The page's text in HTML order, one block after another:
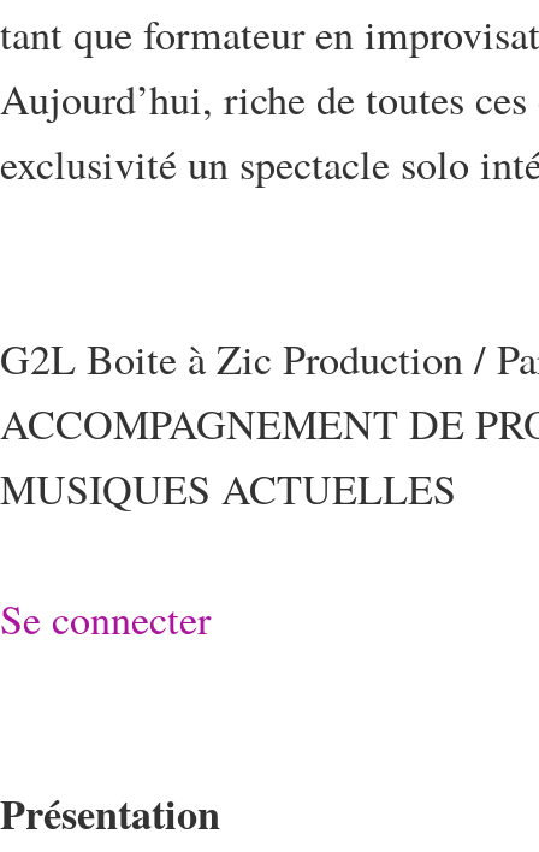
tant que formateur en
Aujourd’hui, riche de toutes
exclusivité un spectacle solo
G2L Boite à Zic Production /
ACCOMPAGNEMENT DE
MUSIQUES ACTUELLES
Se connecter
Présentation